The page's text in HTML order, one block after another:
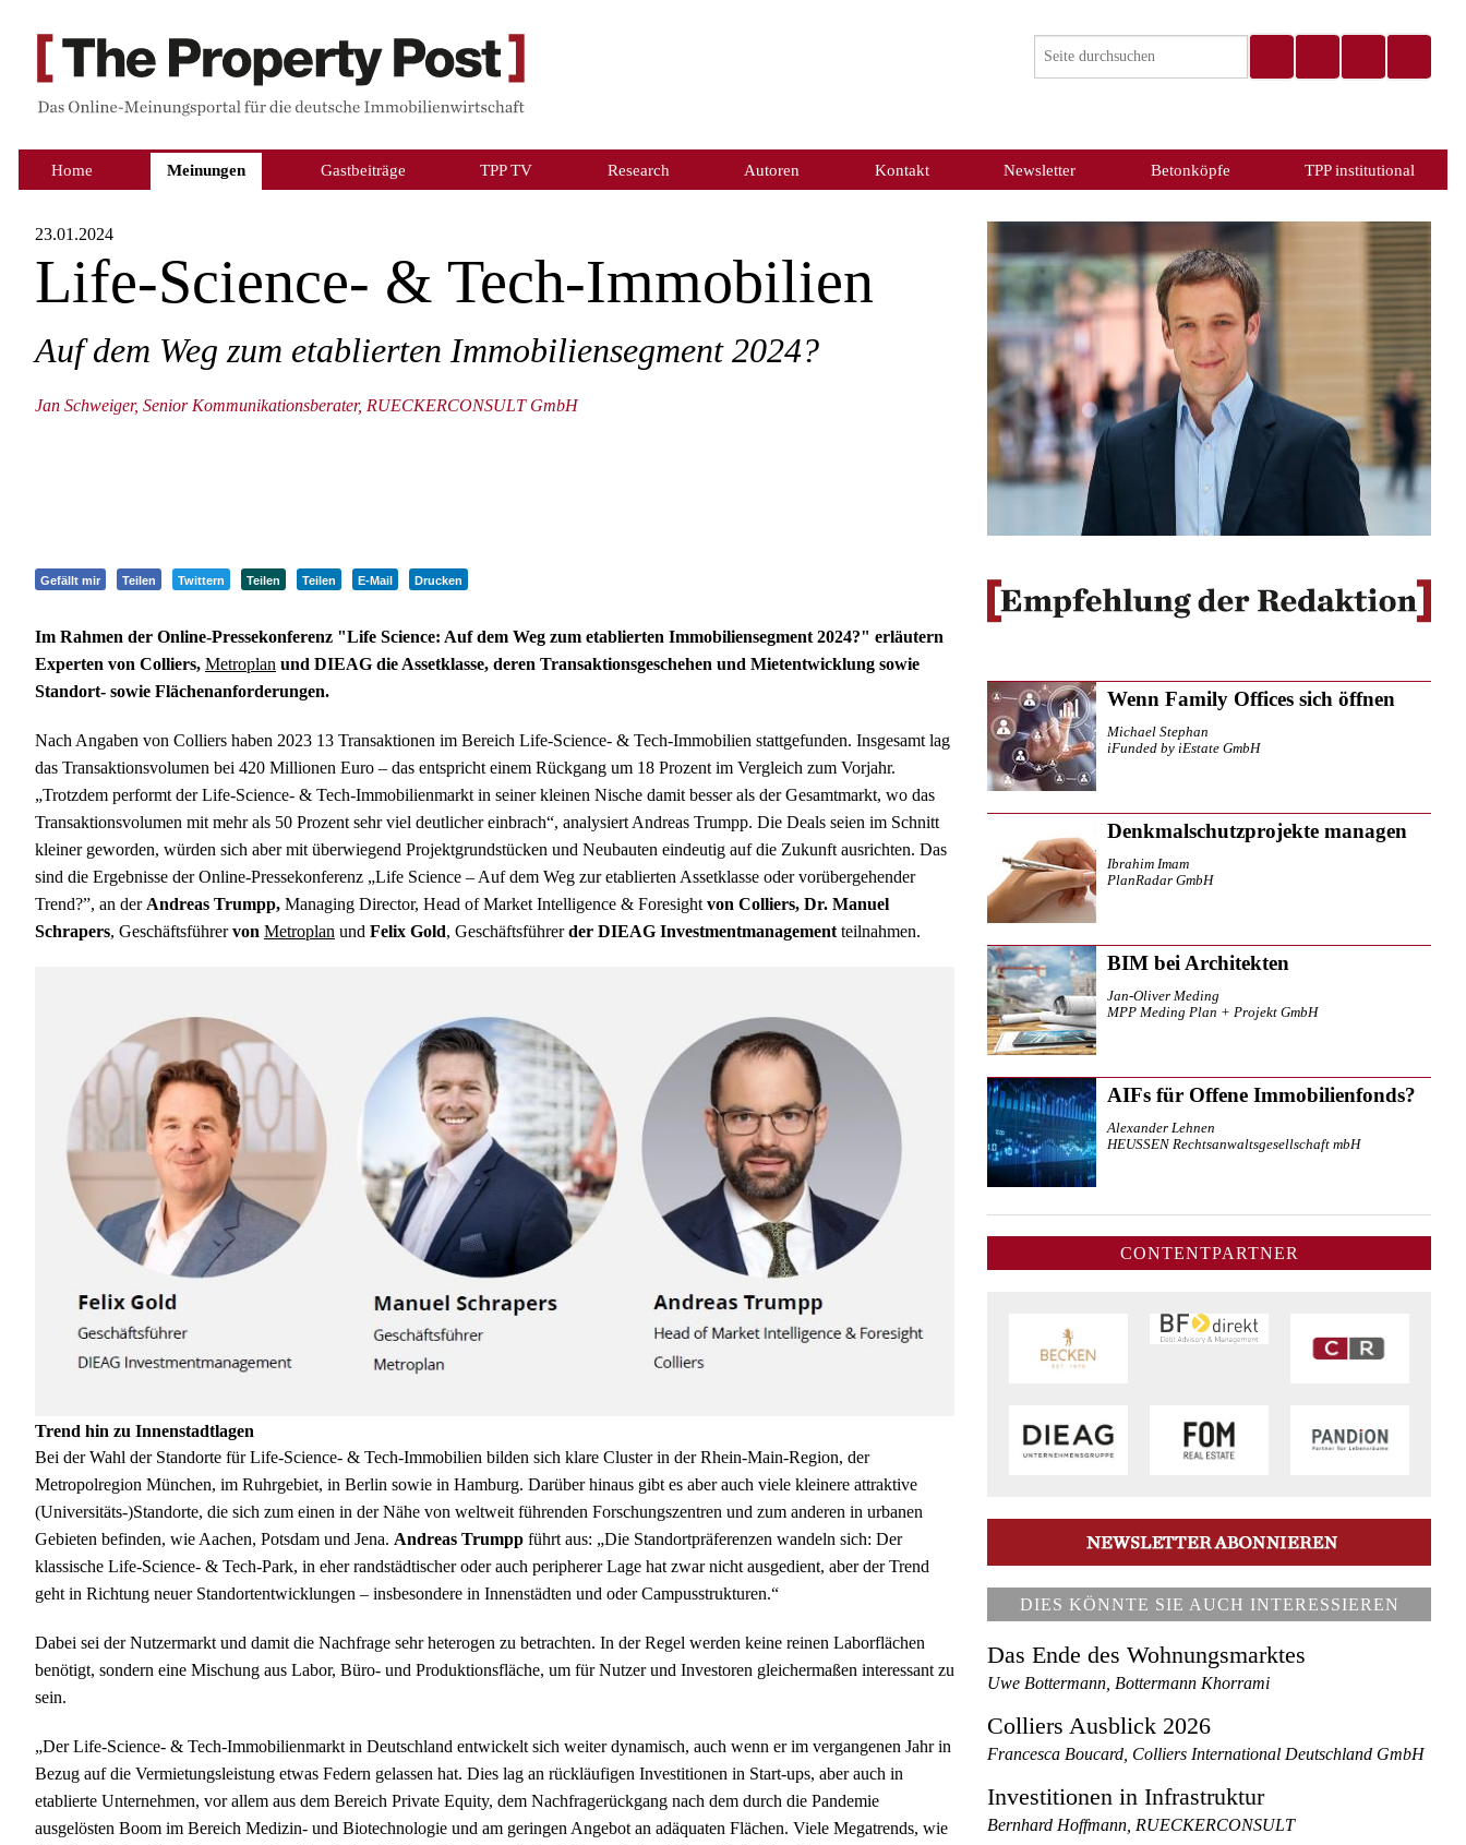
Home Meinungen Gastbeiträge TPP TV Research Autoren Kontakt Newsletter Betonköpfe TPP institutional
23.01.2024
Life-Science- & Tech-Immobilien
Auf dem Weg zum etablierten Immobiliensegment 2024?
Jan Schweiger, Senior Kommunikationsberater, RUECKERCONSULT GmbH
Gefällt mir Teilen Twittern Teilen Teilen E-Mail Drucken
Im Rahmen der Online-Pressekonferenz "Life Science: Auf dem Weg zum etablierten Immobiliensegment 2024?" erläutern
Experten von Colliers, Metroplan und DIEAG die Assetklasse, deren Transaktionsgeschehen und Mietentwicklung sowie
Standort- sowie Flächenanforderungen.
Nach Angaben von Colliers haben 2023 13 Transaktionen im Bereich Life-Science- & Tech-Immobilien stattgefunden. Insgesamt lag
das Transaktionsvolumen bei 420 Millionen Euro – das entspricht einem Rückgang um 18 Prozent im Vergleich zum Vorjahr.
„Trotzdem performt der Life-Science- & Tech-Immobilienmarkt in seiner kleinen Nische damit besser als der Gesamtmarkt, wo das
Transaktionsvolumen mit mehr als 50 Prozent sehr viel deutlicher einbrach“, analysiert Andreas Trumpp. Die Deals seien im Schnitt
kleiner geworden, würden sich aber mit überwiegend Projektgrundstücken und Neubauten eindeutig auf die Zukunft ausrichten. Das
sind die Ergebnisse der Online-Pressekonferenz „Life Science – Auf dem Weg zur etablierten Assetklasse oder vorübergehender
Trend?”, an der Andreas Trumpp, Managing Director, Head of Market Intelligence & Foresight von Colliers, Dr. Manuel
Schrapers, Geschäftsführervon Metroplan und Felix Gold, Geschäftsführerder DIEAG Investmentmanagement teilnahmen.
Trend hin zu Innenstadtlagen
Bei der Wahl der Standorte für Life-Science- & Tech-Immobilien bilden sich klare Cluster in der Rhein-Main-Region, der
Metropolregion München, im Ruhrgebiet, in Berlin sowie in Hamburg. Darüber hinaus gibt es aber auch viele kleinere attraktive
(Universitäts-)Standorte, die sich zum einen in der Nähe von weltweit führenden Forschungszentren und zum anderen in urbanen
Gebieten befinden, wie Aachen, Potsdam und Jena. Andreas Trumpp führt aus: „Die Standortpräferenzen wandeln sich: Der
klassische Life-Science- & Tech-Park, in eher randstädtischer oder auch peripherer Lage hat zwar nicht ausgedient, aber der Trend
geht in Richtung neuer Standortentwicklungen – insbesondere in Innenstädten und oder Campusstrukturen.“
Dabei sei der Nutzermarkt und damit die Nachfrage sehr heterogen zu betrachten. In der Regel werden keine reinen Laborflächen
benötigt, sondern eine Mischung aus Labor, Büro- und Produktionsfläche, um für Nutzer und Investoren gleichermaßen interessant zu
sein.
„Der Life-Science- & Tech-Immobilienmarkt in Deutschland entwickelt sich weiter dynamisch, auch wenn er im vergangenen Jahr in
Bezug auf die Vermietungsleistung etwas Federn gelassen hat. Dies lag an rückläufigen Investitionen in Start-ups, aber auch in
etablierte Unternehmen, vor allem aus dem Bereich Private Equity, dem Nachfragerückgang nach dem durch die Pandemie
ausgelösten Boom im Bereich Medizin- und Biotechnologie und am geringen Angebot an adäquaten Flächen. Viele Megatrends, wie
Wenn Family Offices sich öffnen
Michael Stephan
iFunded by iEstate GmbH
Denkmalschutzprojekte managen
Ibrahim Imam
PlanRadar GmbH
BIM bei Architekten
Jan-Oliver Meding
MPP Meding Plan + Projekt GmbH
AIFs für Offene Immobilienfonds?
Alexander Lehnen
HEUSSEN Rechtsanwaltsgesellschaft mbH
CONTENTPARTNER
DIES KÖNNTE SIE AUCH INTERESSIEREN
Das Ende des Wohnungsmarktes
Uwe Bottermann, Bottermann Khorrami
Colliers Ausblick 2026
Francesca Boucard, Colliers International Deutschland GmbH
Investitionen in Infrastruktur
Bernhard Hoffmann, RUECKERCONSULT